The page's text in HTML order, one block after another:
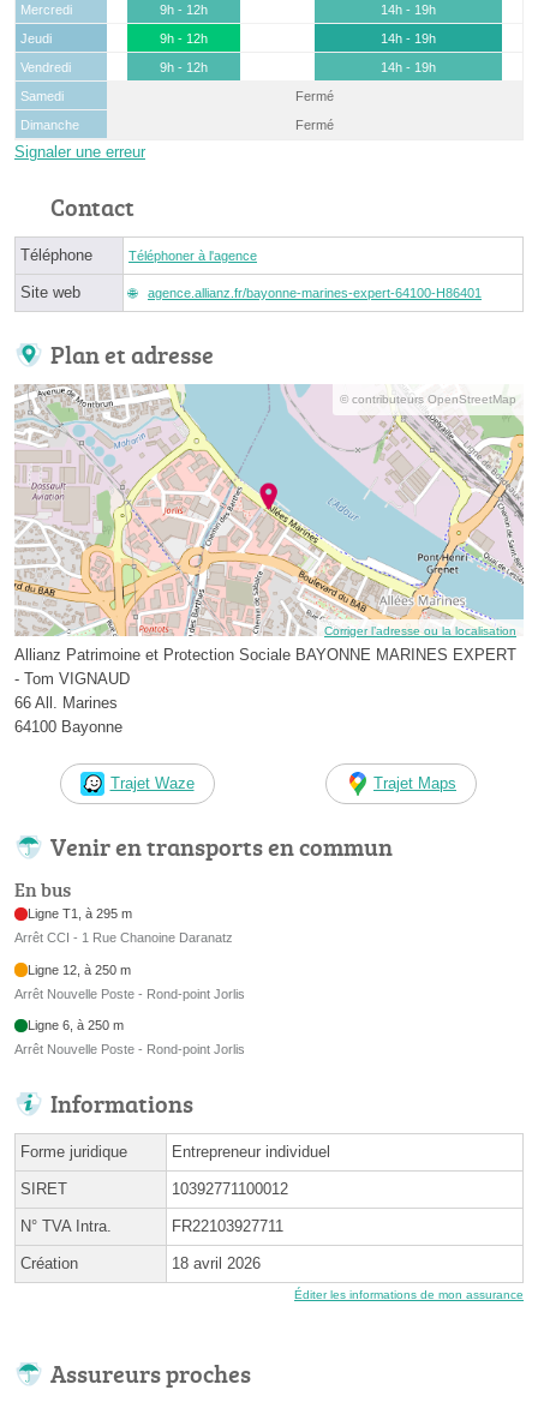
Mercredi
9h - 12h
14h - 19h
Jeudi
9h - 12h
14h - 19h
Vendredi
9h - 12h
14h - 19h
Samedi
Fermé
Dimanche
Fermé
Signaler une erreur
Contact
Téléphone Téléphoner à l'agence
Site web agence.allianz.fr/bayonne-marines-expert-64100-H86401
Plan et adresse
© contributeurs OpenStreetMap
Corriger l’adresse ou la localisation
Allianz Patrimoine et Protection Sociale BAYONNE MARINES EXPERT
- Tom VIGNAUD
66 All. Marines
64100 Bayonne
Trajet Waze Trajet Maps
Venir en transports en commun
En bus
Ligne T1, à 295 m
Arrêt CCI - 1 Rue Chanoine Daranatz
Ligne 12, à 250 m
Arrêt Nouvelle Poste - Rond-point Jorlis
Ligne 6, à 250 m
Arrêt Nouvelle Poste - Rond-point Jorlis
Informations
Forme juridique Entrepreneur individuel
SIRET 10392771100012
N° TVA Intra. FR22103927711
Création 18 avril 2026
Éditer les informations de mon assurance
Assureurs proches